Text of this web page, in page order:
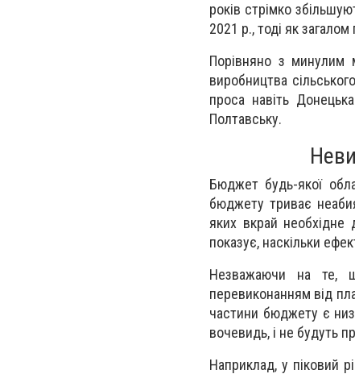
років стрімко
2021 р., тоді як
Порівняно з минулим
виробництва
проса навіть
Полтавську.
Бюджет будь-якої
бюджету триває
яких вкрай необхідне
показує, наскільки
Незважаючи на те,
перевиконанням від
частини бюджету є
вочевидь, і не будуть
Наприклад, у піковий